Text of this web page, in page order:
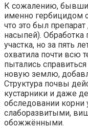
К сожалению,
именно гербицидом
что это был
насыпей). Обработка
участка, но за пять
охватила почти всю
пытались
новую землю,
Структура почвы
кустарники и даже
обследовании
слаборазвитыми,
обожжёнными.